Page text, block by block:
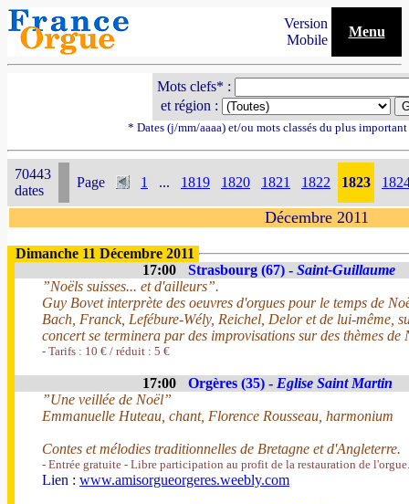
Version
Mobile
Menu
Mots clefs* :
et région :
* Dates (j/mm/aaaa) et/ou mots classés du plus
70443
dates
Page 1 ... 1819 1820 1821 1822 1823
Décembre 2011
Dimanche 11 Décembre 2011
17:00
Strasbourg (67) - Saint-Guillaume
”Noëls suisses... et d'ailleurs”.
Guy Bovet interprète des oeuvres d'orgues pour le temps de
Bach, Franck, Lefébure-Wély, Reichel, Delor et de lui-même,
concert se terminera par des improvisations sur des thèmes
- Tarifs : 10 € / réduit : 5 €
17:00 Orgères (35) - Eglise Saint Martin
”Une veillée de Noël”
Emmanuelle Huteau, chant, Florence Rousseau, harmonium
Contes et mélodies traditionnelles de Bretagne et d'Angleterre.
- Entrée gratuite - Libre participation au profit de la restauration de l'orgue.
Lien : www.amisorgueorgeres.weebly.com